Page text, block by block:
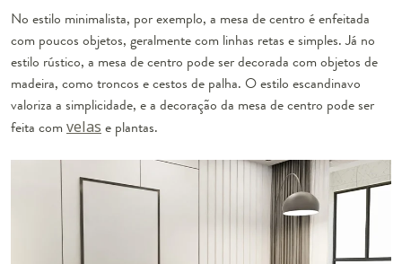
No estilo minimalista, por exemplo, a mesa de centro é enfeitada
com poucos objetos, geralmente com linhas retas e simples. Já no
estilo rústico, a mesa de centro pode ser decorada com objetos de
madeira, como troncos e cestos de palha. O estilo escandinavo
valoriza a simplicidade, e a decoração da mesa de centro pode ser
feita comvelas e plantas.